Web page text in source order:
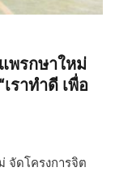
พรกษาใหม่
ราทำดี เพื่อ
จัดโครงการจิต